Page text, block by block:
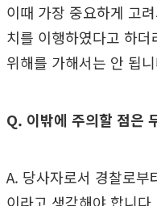
이때 가장 중요하게 고
치를 이행하였다고 하
위해를 가해서는 안 됩
Q. 이밖에 주의할 점은
A. 당사자로서 경찰로